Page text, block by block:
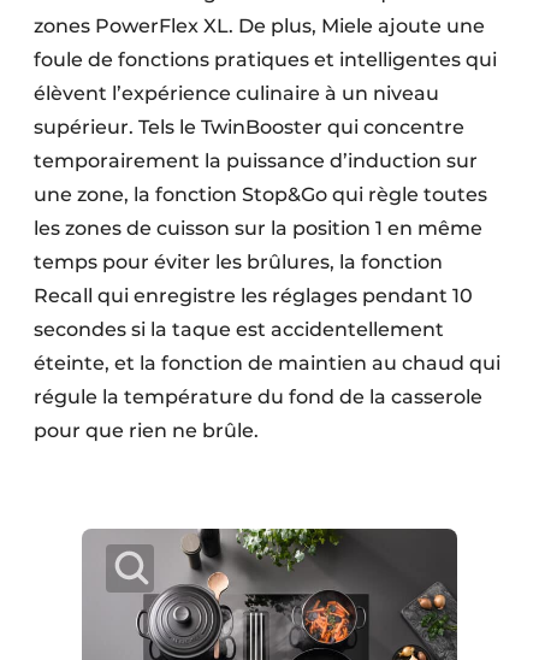
zones PowerFlex XL. De plus, Miele ajoute une
foule de fonctions pratiques et intelligentes qui
élèvent l’expérience culinaire à un niveau
supérieur. Tels le TwinBooster qui concentre
temporairement la puissance d’induction sur
une zone, la fonction Stop&Go qui règle toutes
les zones de cuisson sur la position 1 en même
temps pour éviter les brûlures, la fonction
Recall qui enregistre les réglages pendant 10
secondes si la taque est accidentellement
éteinte, et la fonction de maintien au chaud qui
régule la température du fond de la casserole
pour que rien ne brûle.